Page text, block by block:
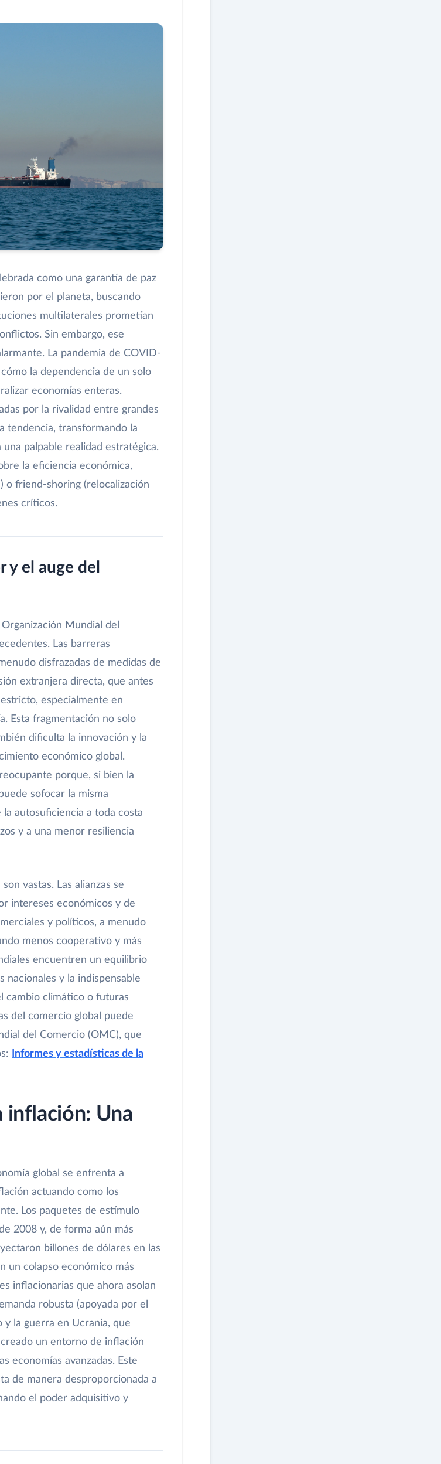
como una garantía de paz
por el planeta, buscando
multilaterales prometían
Sin embargo, ese
La pandemia de COVID-
la dependencia de un solo
economías enteras.
por la rivalidad entre grandes
tendencia, transformando la
palpable realidad estratégica.
la eficiencia económica,
o friend-shoring (relocalización
críticos.
y el auge del
Mundial del
Las barreras
disfrazadas de medidas de
extranjera directa, que antes
especialmente en
Esta fragmentación no solo
dificulta la innovación y la
económico global.
porque, si bien la
sofocar la misma
autosuficiencia a toda costa
y a una menor resiliencia
vastas. Las alianzas se
intereses económicos y de
y políticos, a menudo
menos cooperativo y más
encuentren un equilibrio
y la indispensable
cambio climático o futuras
del comercio global puede
del Comercio (OMC), que
Informes y estadísticas de la
inflación: Una
global se enfrenta a
actuando como los
Los paquetes de estímulo
2008 y, de forma aún más
billones de dólares en las
un colapso económico más
inflacionarias que ahora asolan
robusta (apoyada por el
la guerra en Ucrania, que
un entorno de inflación
economías avanzadas. Este
de manera desproporcionada a
el poder adquisitivo y